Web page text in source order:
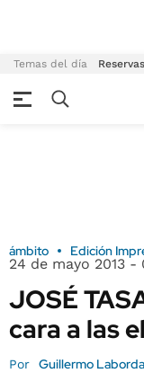
Temas del día Reservas
ámbito Edición
24 de mayo 2013 -
JOSÉ
cara a las
Por Guillermo Laborda